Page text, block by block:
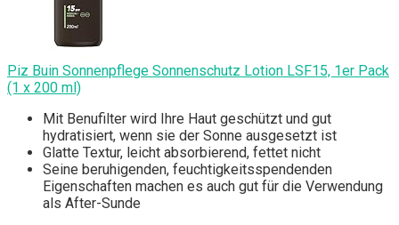
Piz Buin Sonnenpflege Sonnenschutz Lotion LSF15, 1er Pack
(1 x 200 ml)
Mit Benufilter wird Ihre Haut geschützt und gut
hydratisiert, wenn sie der Sonne ausgesetzt ist
Glatte Textur, leicht absorbierend, fettet nicht
Seine beruhigenden, feuchtigkeitsspendenden
Eigenschaften machen es auch gut für die Verwendung
als After-Sunde